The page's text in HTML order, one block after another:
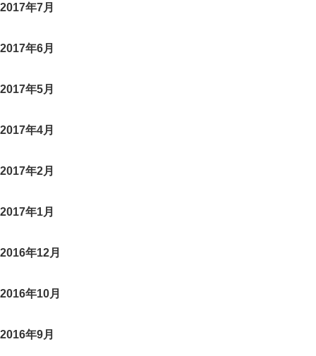
2017年7月
2017年6月
2017年5月
2017年4月
2017年2月
2017年1月
2016年12月
2016年10月
2016年9月